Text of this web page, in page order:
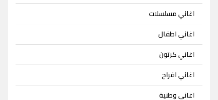
اغاني مسلسلات
اغاني اطفال
اغاني كرتون
اغاني افراح
اغاني وطنية